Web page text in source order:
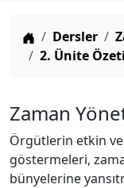
Anasayfa
Dersler
2. Ünite Özeti
Zaman
Örgütlerin etkin
göstermeleri,
bünyelerine